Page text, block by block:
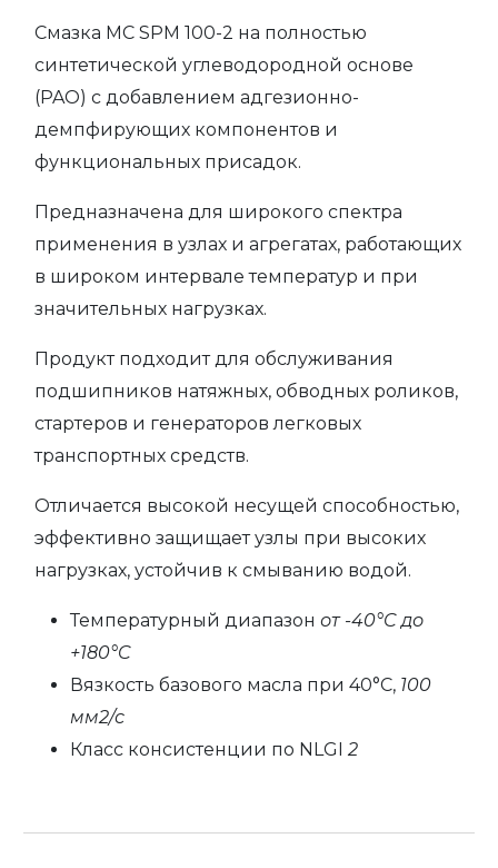
Смазка МС SPM 100-2 на полностью
синтетической углеводородной основе
(PAO) с добавлением адгезионно-
демпфирующих компонентов и
функциональных присадок.
Предназначена для широкого спектра
применения в узлах и агрегатах, работающих
в широком интервале температур и при
значительных нагрузках.
Продукт подходит для обслуживания
подшипников натяжных, обводных роликов,
стартеров и генераторов легковых
транспортных средств.
Отличается высокой несущей способностью,
эффективно защищает узлы при высоких
нагрузках, устойчив к смыванию водой.
Температурный диапазон от -40°C до
+180°C
Вязкость базового масла при 40°C, 100
мм2/с
Класс консистенции по NLGI2